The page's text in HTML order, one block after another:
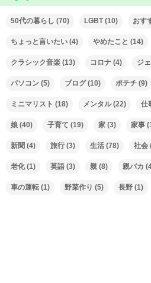
50代の暮らし (70) LGBT(10) おす
ちょっと言いたい (4) やめたこと (14)
クラシック音楽 (13) コロナ (4) ジ
パソコン (5) ブログ(10) ポテチ (9)
ミニマリスト (18) メンタル(22) 仕
娘 (40) 子育て (19) 家 (3) 家事
新聞 (4) 旅行 (3) 生活 (78) 社会
老化(1) 英語 (3) 親 (8) 親バカ
車の運転 (1) 野菜作り (5) 長野 (1)